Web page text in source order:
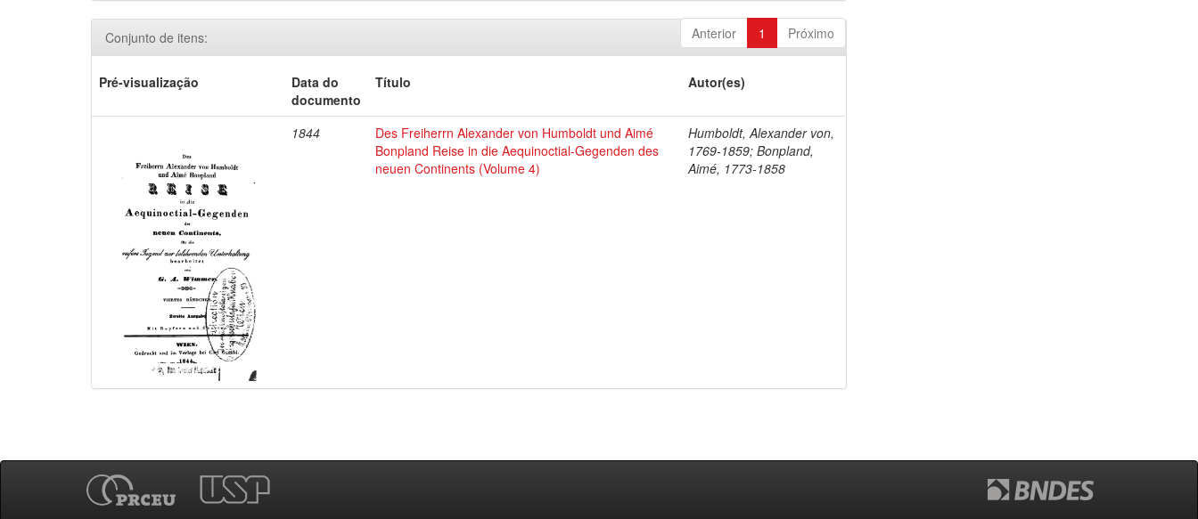
Anterior 1 Próximo
Conjunto de itens:
Pré-visualização
Data do
documento
Título Autor(es)
1844
Des Freiherrn Alexander von Humboldt und Aimé
Bonpland Reise in die Aequinoctial-Gegenden des
neuen Continents (Volume 4)
Humboldt, Alexander von,
1769-1859; Bonpland,
Aimé, 1773-1858